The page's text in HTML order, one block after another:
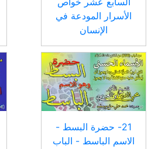
الأسرار المودعة في
الإنسان
21- حضرة البسط -
الاسم الباسط - الباب